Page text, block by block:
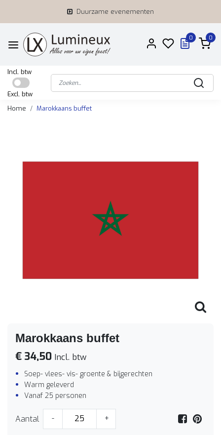
Duurzame evenementen
0 0
Incl. btw
Excl. btw
Home
Marokkaans buffet
Marokkaans buffet
€ 34,50 Incl. btw
Soep- vlees- vis- groente & bijgerechten
Warm geleverd
Vanaf 25 personen
Aantal - +